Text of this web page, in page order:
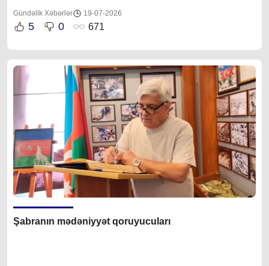
Gündəlik Xəbərlər 19-07-2026
5 0 671
Şabranın mədəniyyət qoruyucuları